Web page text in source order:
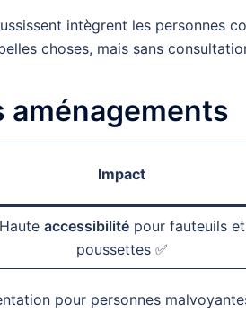
intègrent les personnes
choses, mais sans
aménagements
Impact
Haute accessibilitépour fauteuils et
poussettes ✅
pour personnes